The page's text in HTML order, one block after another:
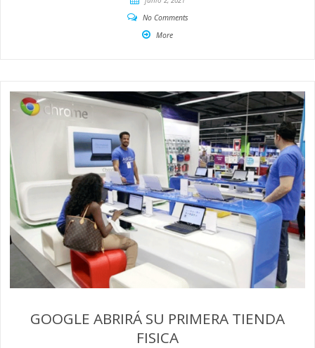
No Comments
More
GOOGLE ABRIRÁ SU PRIMERA TIENDA
FISICA